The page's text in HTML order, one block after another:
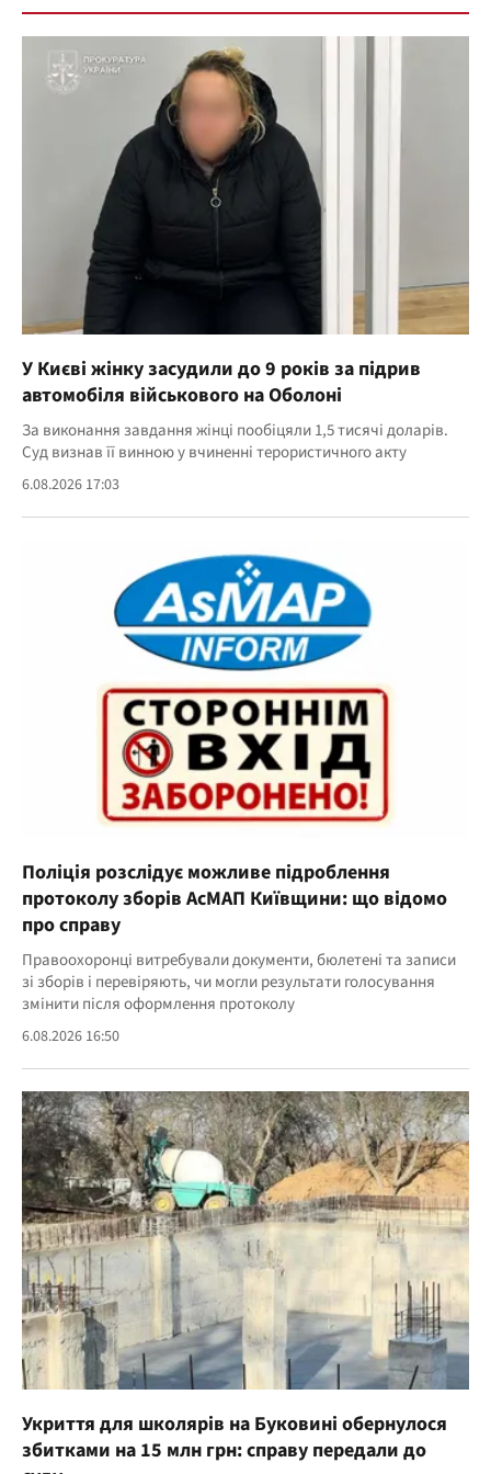
У Києві жінку засудили до 9 років за підрив
автомобіля військового на Оболоні
За виконання завдання жінці пообіцяли 1,5 тисячі доларів.
Суд визнав її винною у вчиненні терористичного акту
6.08.2026 17:03
Поліція розслідує можливе підроблення
протоколу зборів АсМАП Київщини: що відомо
про справу
Правоохоронці витребували документи, бюлетені та записи
зі зборів і перевіряють, чи могли результати голосування
змінити після оформлення протоколу
6.08.2026 16:50
Укриття для школярів на Буковині обернулося
збитками на 15 млн грн: справу передали до